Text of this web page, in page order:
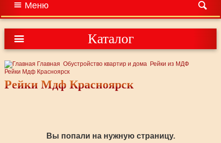
Меню
Каталог
Главная Обустройство квартир и дома Рейки из МДФ
Рейки Мдф Красноярск
Рейки Мдф Красноярск
Вы попали на нужную страницу.